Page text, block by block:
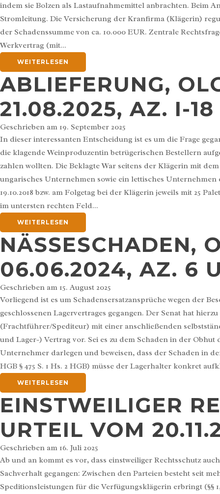
indem sie Bolzen als Lastaufnahmemittel anbrachten. Beim
Stromleitung. Die Versicherung der Kranfirma (Klägerin)
der Schadenssumme von ca. 10.000 EUR. Zentrale
Werkvertrag (mit...
WEITERLESEN
ABLIEFERUNG,
21.08.2025, AZ. I-
Geschrieben am 19. September 2025
In dieser interessanten Entscheidung ist es um die Frage
die klagende Weinproduzentin betrügerischen Bestellern
zahlen wollten. Die Beklagte War seitens der Klägerin mit
ungarisches Unternehmen sowie ein lettisches
19.10.2018 bzw. am Folgetag bei der Klägerin jeweils mit 25
im untersten rechten Feld...
WEITERLESEN
NÄSSESCHADEN,
06.06.2024, AZ. 6
Geschrieben am 15. August 2025
Vorliegend ist es um Schadensersatzansprüche wegen der
geschlossenen Lagervertrages gegangen. Der Senat hat
(Frachtführer/Spediteur) mit einer anschließenden
und Lager-) Vertrag vor. Sei es zu dem Schaden in der
Unternehmer darlegen und beweisen, dass der Schaden in
HGB § 475 S. 1 Hs. 2 HGB) müsse der Lagerhalter konkret
WEITERLESEN
EINSTWEILIGER
URTEIL VOM
Geschrieben am 16. Juli 2025
Ab und an kommt es vor, dass einstweiliger Rechtsschutz
Sachverhalt gegangen: Zwischen den Parteien besteht seit
Speditionsleistungen für die Verfügungsklägerin erbringt (§§